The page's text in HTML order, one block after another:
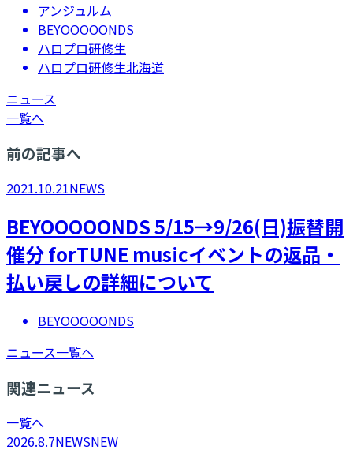
アンジュルム
BEYOOOOONDS
ハロプロ研修生
ハロプロ研修生北海道
ニュース
一覧へ
前の記事へ
2021.10.21NEWS
​BEYOOOOONDS 5/15→9/26(日)振替開
催分 forTUNE musicイベントの返品・
払い戻しの詳細について
BEYOOOOONDS
ニュース一覧へ
関連ニュース
一覧へ
2026.8.7NEWSNEW